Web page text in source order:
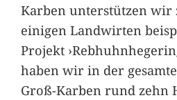
Karben unterstützen wir
einigen Landwirten
Projekt
haben wir in der
Groß-Karben rund zehn